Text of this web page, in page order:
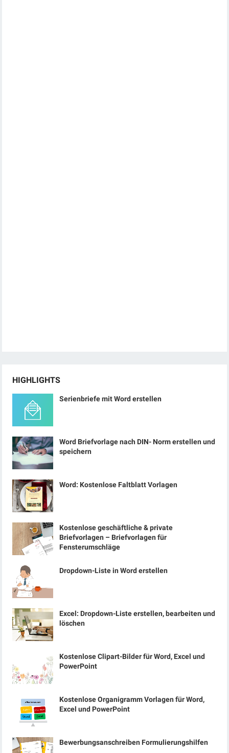
HIGHLIGHTS
Serienbriefe mit Word erstellen
Word Briefvorlage nach DIN- Norm erstellen und
speichern
Word: Kostenlose Faltblatt Vorlagen
Kostenlose geschäftliche & private
Briefvorlagen – Briefvorlagen für
Fensterumschläge
Dropdown-Liste in Word erstellen
Excel: Dropdown-Liste erstellen, bearbeiten und
löschen
Kostenlose Clipart-Bilder für Word, Excel und
PowerPoint
Kostenlose Organigramm Vorlagen für Word,
Excel und PowerPoint
Bewerbungsanschreiben Formulierungshilfen